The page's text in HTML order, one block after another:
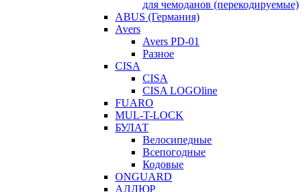
для чемоданов (перекодируемые)
ABUS (Германия)
Avers
Avers PD-01
Разное
CISA
CISA
CISA LOGOline
FUARO
MUL-T-LOCK
БУЛАТ
Велосипедные
Всепогодные
Кодовые
ONGUARD
АЛЛЮР